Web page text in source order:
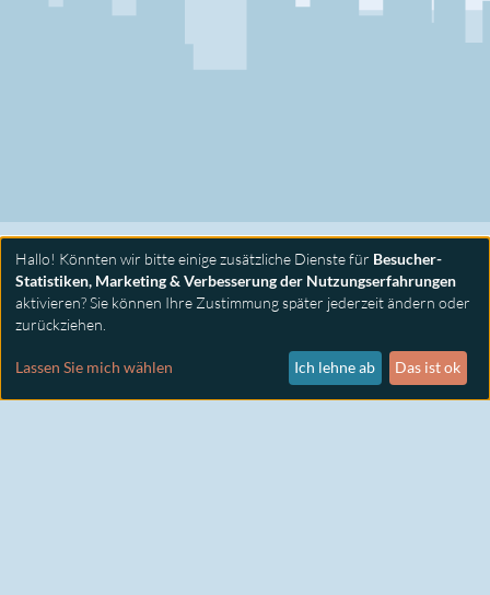
KONTAKT
Hallo! Könnten wir bitte einige zusätzliche Dienste für Besucher-
Statistiken, Marketing & Verbesserung der Nutzungserfahrungen
aktivieren? Sie können Ihre Zustimmung später jederzeit ändern oder
zurückziehen.
Lassen Sie mich wählen Ich lehne ab Das ist ok